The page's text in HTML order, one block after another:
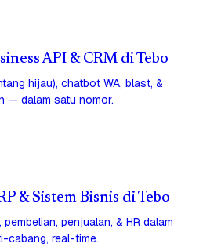
API & CRM di Tebo
hijau), chatbot WA, blast, &
— dalam satu nomor.
& Sistem Bisnis di Tebo
penjualan, & HR dalam
cabang, real-time.